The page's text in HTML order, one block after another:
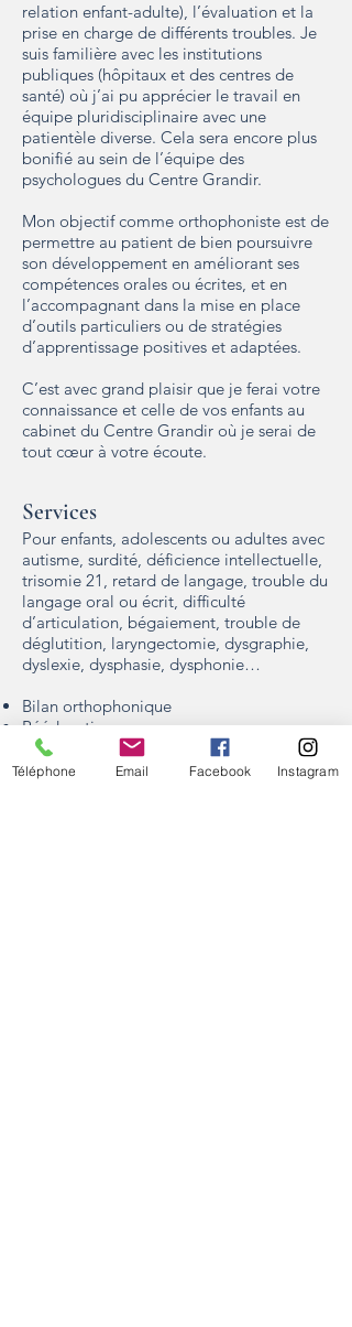
relation enfant-adulte), l’évaluation et la
prise en charge de différents troubles. Je
suis familière avec les institutions
publiques (hôpitaux et des centres de
santé) où j’ai pu apprécier le travail en
équipe pluridisciplinaire avec une
patientèle diverse. Cela sera encore plus
bonifié au sein de l’équipe des
psychologues du Centre Grandir.
Mon objectif comme orthophoniste est de
permettre au patient de bien poursuivre
son développement en améliorant ses
compétences orales ou écrites, et en
l’accompagnant dans la mise en place
d’outils particuliers ou de stratégies
d’apprentissage positives et adaptées.
C’est avec grand plaisir que je ferai votre
connaissance et celle de vos enfants au
cabinet du Centre Grandir où je serai de
tout cœur à votre écoute.
Services
Pour enfants, adolescents ou adultes avec
autisme, surdité, déficience intellectuelle,
trisomie 21, retard de langage, trouble du
langage oral ou écrit, difficulté
d’articulation, bégaiement, trouble de
déglutition, laryngectomie, dysgraphie,
dyslexie, dysphasie, dysphonie…
Bilan orthophonique
Rééducation
Guidance parentale
Stimulation précoce
Téléphone Email Facebook Instagram